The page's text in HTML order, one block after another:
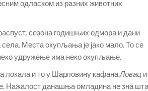
одласком из разних животних
сезона годишњих одмора и дани
Места окупљања је јако мало. То се
удружење има неко окупљање.
локала и то у Шарловину кафанаЛовац и
Нажалост данашња омладина не зна шта